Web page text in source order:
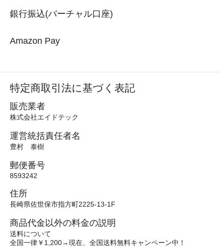
銀行振込(バーチャル口座)
Amazon Pay
特定商取引法に基づく表記
販売業者
株式会社エイドテック
運営統括責任者名
豊村 泰樹
郵便番号
8593242
住所
長崎県佐世保市指方町2225-13-1F
商品代金以外の料金の説明
送料について
全国一律￥1,200→現在、全国送料無料キャンペーン中！